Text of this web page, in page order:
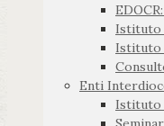
Istituto
Istituto
Enti
Istituto